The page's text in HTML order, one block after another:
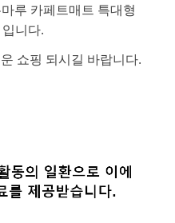
루 카페트매트 특대형
니다.
쇼핑 되시길 바랍니다.